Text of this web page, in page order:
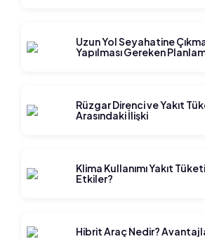
Uzun Yol Seyahatine
Yapılması Gereken
Rüzgar Direnci ve Yakıt
Arasındaki İlişki
Klima Kullanımı Yakıt
Etkiler?
Hibrit Araç Nedir?